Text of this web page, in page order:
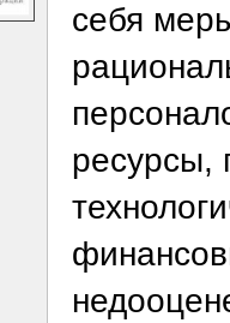
себя
ресурсы,